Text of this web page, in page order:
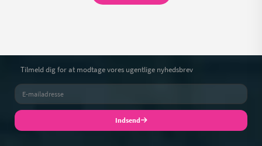
Tilmeld dig for at modtage vores ugentlige nyhedsbrev
Indsend